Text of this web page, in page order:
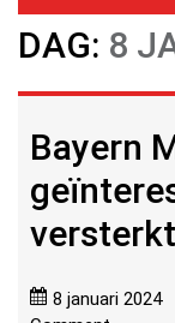
DAG: 8
Bayern
8 januari 2024